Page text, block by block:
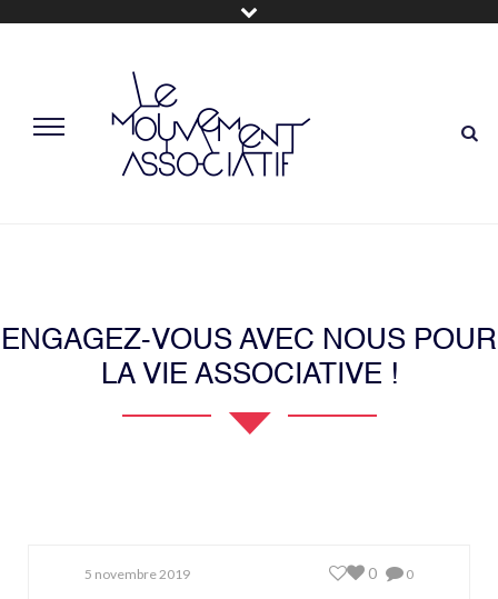
ENGAGEZ-VOUS AVEC NOUS POUR
LA VIE ASSOCIATIVE !
5 novembre 2019 0
0